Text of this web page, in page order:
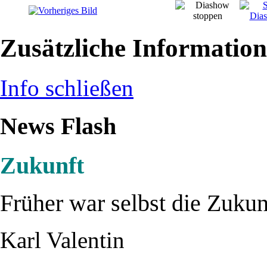
Zusätzliche
Info schließen
News Flash
Zukunft
Früher war selbst die
Karl Valentin